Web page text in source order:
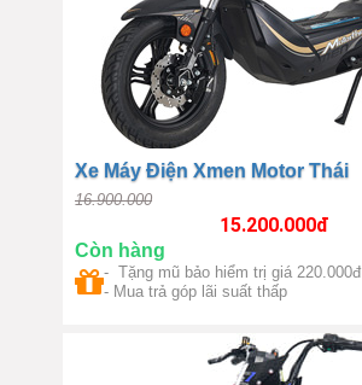
Xe Máy Điện Xmen Motor Thái
16.900.000
15.200.000đ
Còn hàng
- Tặng mũ bảo hiểm trị giá 220.000đ
- Mua trả góp lãi suất thấp